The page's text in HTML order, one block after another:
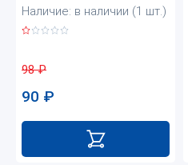
Наличие: в наличии (1 шт.)
98₽
90 ₽